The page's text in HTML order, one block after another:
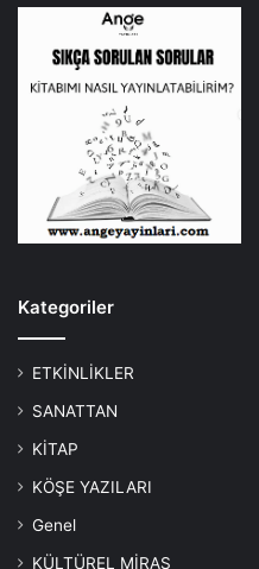
Kategoriler
ETKİNLİKLER
SANATTAN
KİTAP
KÖŞE YAZILARI
Genel
KÜLTÜREL MİRAS